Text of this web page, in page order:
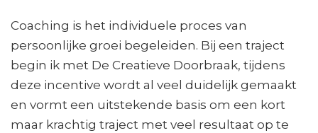
Coaching is het individuele proces van
persoonlijke groei begeleiden. Bij een traject
begin ik met De Creatieve Doorbraak, tijdens
deze incentive wordt al veel duidelijk gemaakt
en vormt een uitstekende basis om een kort
maar krachtig traject met veel resultaat op te